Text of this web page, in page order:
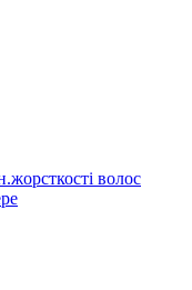
волос